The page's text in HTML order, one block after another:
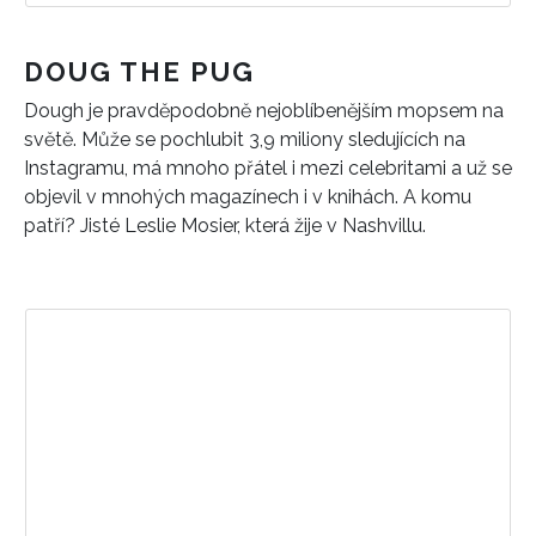
DOUG THE PUG
Dough je pravděpodobně nejoblíbenějším mopsem na
světě. Může se pochlubit 3,9 miliony sledujících na
Instagramu, má mnoho přátel i mezi celebritami a už se
objevil v mnohých magazínech i v knihách. A komu
patří? Jisté Leslie Mosier, která žije v Nashvillu.